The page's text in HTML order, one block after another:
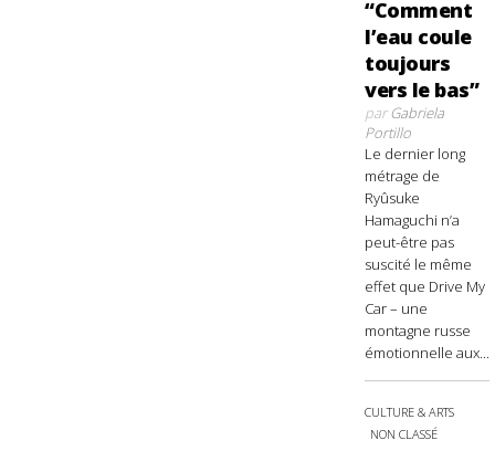
“Comment
l’eau coule
toujours
vers le bas”
parGabriela
Portillo
Le dernier long
métrage de
Ryûsuke
Hamaguchi n’a
peut-être pas
suscité le même
effet que Drive My
Car – une
montagne russe
émotionnelle aux...
CULTURE & ARTS
NON CLASSÉ